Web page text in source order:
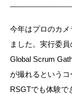
今年はプロのカ
ました。実行委
Global Scrum
が撮れるというコ
RSGTでも体験で